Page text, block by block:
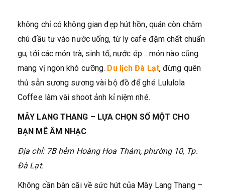
không chỉ có không gian đẹp hút hồn, quán còn chăm
chú đầu tư vào nước uống, từ ly cafe đậm chất chuẩn
gu, tới các món trà, sinh tố, nước ép… món nào cũng
mang vị ngon khó cưỡng. Du lịch Đà Lạt, đừng quên
thủ sẵn sương sương vài bộ đồ để ghé Lululola
Coffee làm vài shoot ảnh kỉ niệm nhé.
MÂY LANG THANG – LỰA CHỌN SỐ MỘT CHO
BẠN MÊ ÂM NHẠC
Địa chỉ: 7B hẻm Hoàng Hoa Thám, phường 10, Tp.
Đà Lạt.
Không cần bàn cãi về sức hút của Mây Lang Thang –